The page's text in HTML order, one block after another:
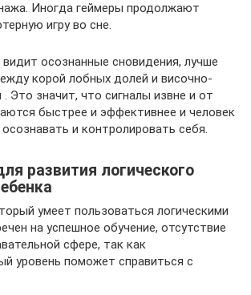
Иногда геймеры продолжают
игру во сне.
осознанные сновидения, лучше
корой лобных долей и височно-
Это значит, что сигналы извне и от
быстрее и эффективнее и человек
и контролировать себя.
развития логического
умеет пользоваться логическими
на успешное обучение, отсутствие
сфере, так как
уровень поможет справиться с